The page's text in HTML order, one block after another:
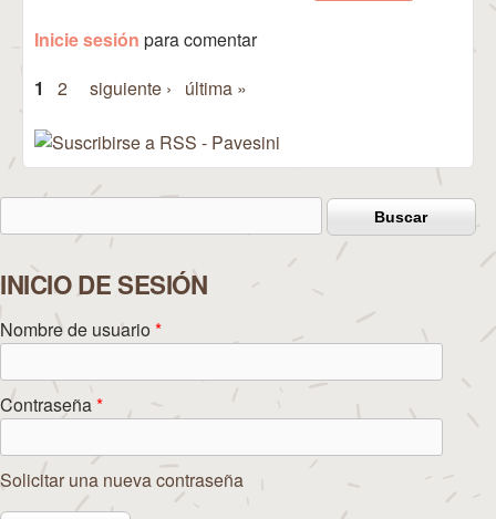
Inicie sesión para comentar
Páginas
1 2 siguiente › última »
Formulario de búsqueda
INICIO DE SESIÓN
Nombre de usuario *
Contraseña*
Solicitar una nueva contraseña